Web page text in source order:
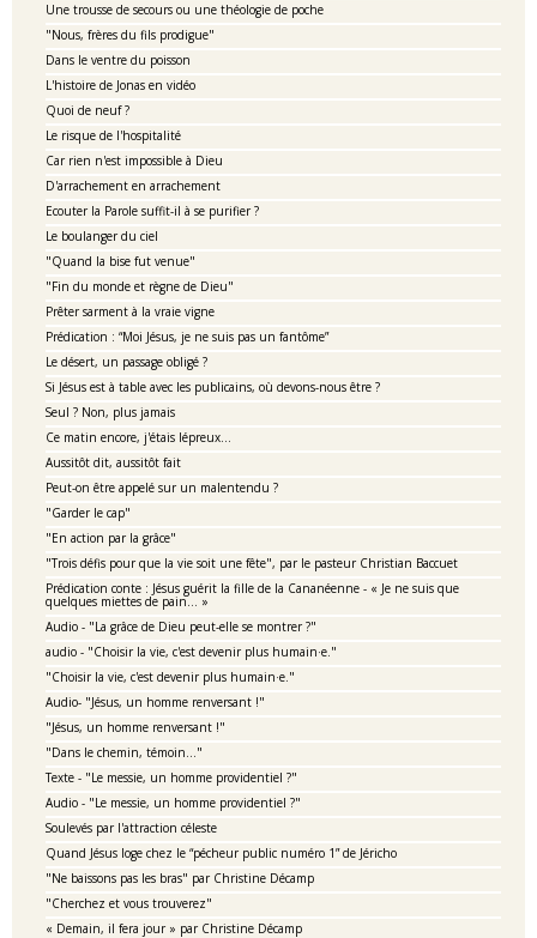
Une trousse de secours ou une théologie de poche
"Nous, frères du fils prodigue"
Dans le ventre du poisson
L'histoire de Jonas en vidéo
Quoi de neuf ?
Le risque de l'hospitalité
Car rien n'est impossible à Dieu
D'arrachement en arrachement
Ecouter la Parole suffit-il à se purifier ?
Le boulanger du ciel
"Quand la bise fut venue"
"Fin du monde et règne de Dieu"
Prêter sarment à la vraie vigne
Prédication : “Moi Jésus, je ne suis pas un fantôme”
Le désert, un passage obligé ?
Si Jésus est à table avec les publicains, où devons-nous être ?
Seul ? Non, plus jamais
Ce matin encore, j'étais lépreux...
Aussitôt dit, aussitôt fait
Peut-on être appelé sur un malentendu ?
"Garder le cap"
"En action par la grâce"
"Trois défis pour que la vie soit une fête", par le pasteur Christian Baccuet
Prédication conte : Jésus guérit la fille de la Cananéenne - « Je ne suis que
quelques miettes de pain… »
Audio - "La grâce de Dieu peut-elle se montrer ?"
audio - "Choisir la vie, c'est devenir plus humain·e."
"Choisir la vie, c'est devenir plus humain·e."
Audio- "Jésus, un homme renversant !"
"Jésus, un homme renversant !"
"Dans le chemin, témoin..."
Texte - "Le messie, un homme providentiel ?"
Audio - "Le messie, un homme providentiel ?"
Soulevés par l'attraction céleste
Quand Jésus loge chez le “pécheur public numéro 1” de Jéricho
"Ne baissons pas les bras" par Christine Décamp
"Cherchez et vous trouverez"
« Demain, il fera jour » par Christine Décamp